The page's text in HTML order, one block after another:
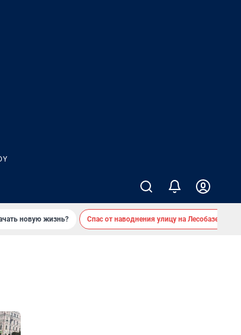
новую жизнь? Спас от наводнения улицу на Лесобазе